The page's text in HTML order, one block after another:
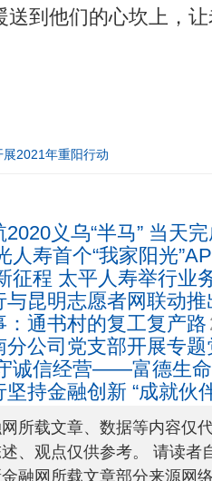
送到他们的心坎上，
2021年重阳行动
义乌“半马” 当天
人寿首个“我家阳光
征程 太平人寿举行业
13
昆明志愿者网联动推
通书村的复工复产路
公司党支部开展专
诚信经营——富德生
讲活动2020-09-30
持金融创新 “成就伙
所载文章、数据等内容仅
、观点仅供参考。 请读者
融网所载文章部分来源网